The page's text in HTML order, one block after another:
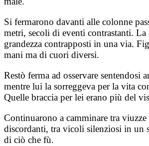
Si fermarono davanti alle colonne
metri, secoli di eventi contrastanti. La
grandezza contrapposti in una via.
mani ma di cuori diversi.
Restò ferma ad osservare sentendosi
mentre lui la sorreggeva per la vita
Quelle braccia per lei erano più del
Continuarono a camminare tra viuzze
discordanti, tra vicoli silenziosi in un
di ciò che fù.